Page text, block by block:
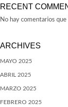
RECENT
No hay comentarios
ARCHIVES
MAYO 2025
ABRIL 2025
MARZO 2025
FEBRERO 2025